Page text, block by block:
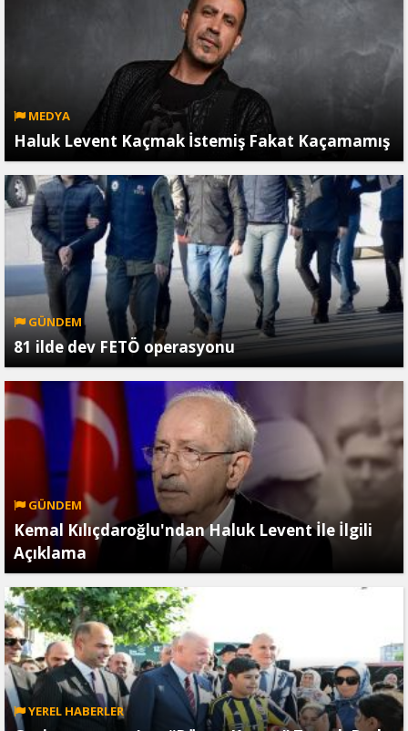
MEDYA
Haluk Levent Kaçmak İstemiş Fakat Kaçamamış
GÜNDEM
81 ilde dev FETÖ operasyonu
GÜNDEM
Kemal Kılıçdaroğlu'ndan Haluk Levent İle İlgili
Açıklama
YEREL HABERLER